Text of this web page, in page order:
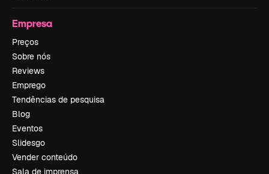
Empresa
Preços
Sobre nós
Reviews
Emprego
Tendências de pesquisa
Blog
Eventos
Slidesgo
Vender conteúdo
Sala de imprensa